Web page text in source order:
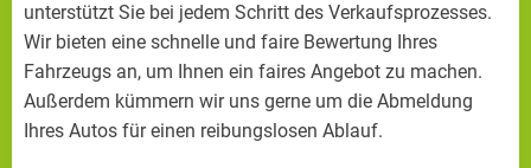
unterstützt Sie bei jedem Schritt des Verkaufsprozesses.
Wir bieten eine schnelle und faire Bewertung Ihres
Fahrzeugs an, um Ihnen ein faires Angebot zu machen.
Außerdem kümmern wir uns gerne um die Abmeldung
Ihres Autos für einen reibungslosen Ablauf.